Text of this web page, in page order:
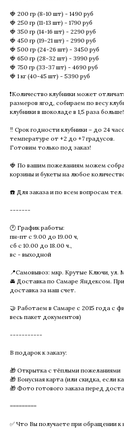
🍓 200 гр (8-10 шт) - 1490 руб
🍓 250 гр (11-13 шт) - 1790 руб
🍓 350 гр (14-16 шт) - 2290 руб
🍓 450 гр (19-21 шт) - 2990 руб
🍓 500 гр (24-26 шт) - 3450 руб
🍓 650 гр (28-32 шт) - 3990 руб
🍓 750 гр (33-37 шт) - 4690 руб
🍓 1 кг (40-45 шт) - 5390 руб
❗️Количество клубники может
размеров ягод, собираем по весу
клубники в шоколаде в 1,5 раза больше!
‼️ Срок годности клубники – до 24
температуре от +2 до +7 градусов.
Готовим только под заказ!
🍓 По вашим пожеланиям можем
корзины и букеты на любое
☎️ Для заказа и по всем вопросам
-------
🕐 График работы:
пн-пт с 9.00 до 19.00 ч,
сб с 10.00 до 18.00 ч.,
вс - выходной
📍Самовывоз: мкр. Крутые Ключи, ул.
🚘 Доставка по Самаре Яндексом. При
доставка за наш счет.
🤝 Работаем в Самаре с 2015 года с
весь пакет документов)
-----------
В подарок к заказу:
🎁 Открытка с тёплыми пожеланиями
🎁 Бонусная карта (или скидка, если
🎁 Фото готового заказа перед
=========
✅ Что Вы получаете при обращении к